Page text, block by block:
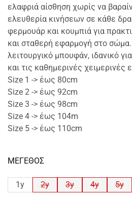
ελαφριά αίσθηση χωρίς να
ελευθερία κινήσεων σε κάθε
φερμουάρ και κουμπιά για
και σταθερή εφαρμογή στο
λειτουργικό μπουφάν, ιδανικό
και τις καθημερινές χειμερινές
Size 1 -> έως 80cm
Size 2 -> έως 92cm
Size 3 -> έως 98cm
Size 4 -> έως 104m
Size 5 -> έως 110cm
ΜΕΓΕΘΟΣ
1y 2y 3y 4y 5y